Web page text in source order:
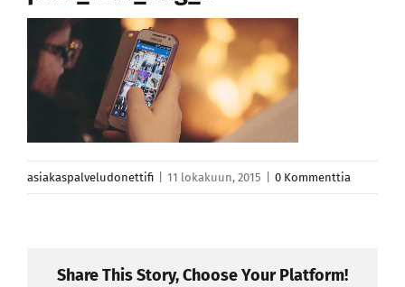
asiakaspalveludonettifi 11 lokakuun, 2015 0 Kommenttia
Share This Story, Choose Your Platform!